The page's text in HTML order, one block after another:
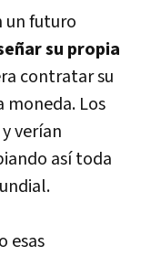
un futuro
su propia
contratar su
Los
verí­an
así­ toda
esas